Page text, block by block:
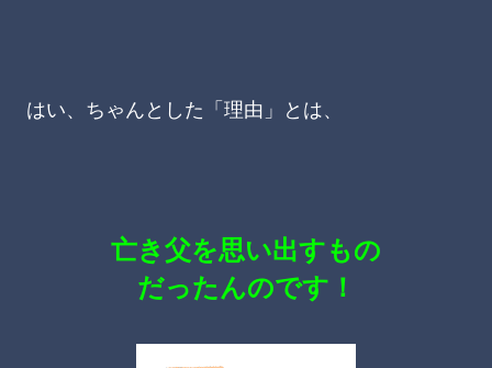
はい、ちゃんとした「理由」とは、
亡き父を思い出すもの
だったんのです！